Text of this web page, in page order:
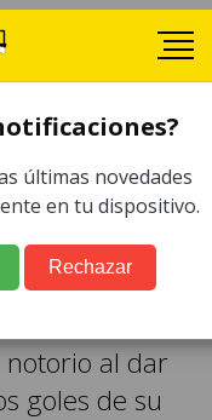
y
fallado
al dar
goles de su
últimas novedades
en tu dispositivo.
Rechazar